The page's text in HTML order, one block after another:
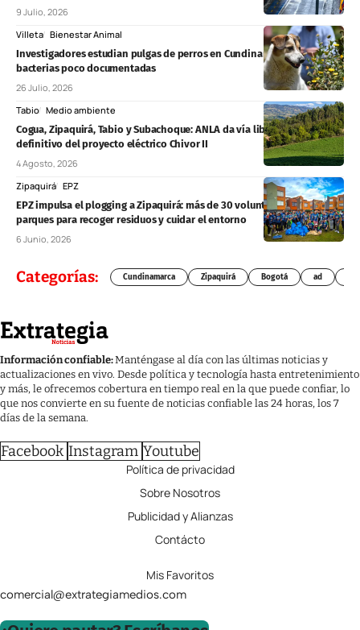
9 Julio, 2026
Villeta Bienestar Animal
Investigadores estudian pulgas de perros en Cundinamarca y hallan
bacterias poco documentadas
26 Julio, 2026
Tabio Medio ambiente
Cogua, Zipaquirá, Tabio y Subachoque: ANLA da vía libre al tramo
definitivo del proyecto eléctrico Chivor II
4 Agosto, 2026
Zipaquirá EPZ
EPZ impulsa el plogging a Zipaquirá: más de 30 voluntarios recorrieron
parques para recoger residuos y cuidar el entorno
6 Junio, 2026
Categorías: Cundinamarca Zipaquirá Bogotá ad
Información confiable:Manténgase al día con las últimas noticias y
actualizaciones en vivo. Desde política y tecnología hasta entretenimiento
y más, le ofrecemos cobertura en tiempo real en la que puede confiar, lo
que nos convierte en su fuente de noticias confiable las 24 horas, los 7
días de la semana.
Facebook Instagram Youtube
Política de privacidad
Sobre Nosotros
Publicidad y Alianzas
Contácto
Mis Favoritos
comercial@extrategiamedios.com